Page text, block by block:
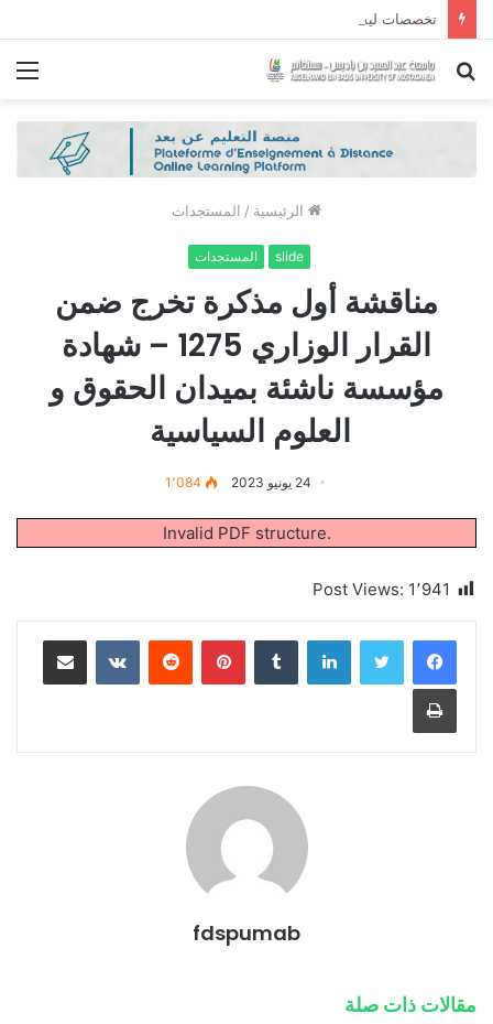
بحث
الرئيسية / المستجدات
slide المستجدات
مناقشة أول مذكرة تخرج ضمن
القرار الوزاري 1275 – شهادة
مؤسسة ناشئة بميدان الحقوق و
العلوم السياسية
24 يونيو 2023 1٬084
Invalid PDF structure.
Post Views: 1٬941
لينكدإن بينتيريست مشاركة عبر البريد
طباعة
fdspumab
مقالات ذات صلة